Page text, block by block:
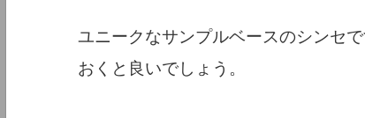
ユニークなサンプルベースのシンセ
おくと良いでしょう。